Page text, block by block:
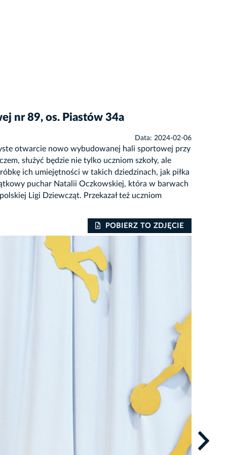
nr 89, os. Piastów 34a
Data: 2024-02-06
otwarcie nowo wybudowanej hali sportowej przy
służyć będzie nie tylko uczniom szkoły, ale
ich umiejętności w takich dziedzinach, jak piłka
puchar Natalii Oczkowskiej, która w barwach
Ligi Dziewcząt. Przekazał też uczniom
POBIERZ TO ZDJĘCIE